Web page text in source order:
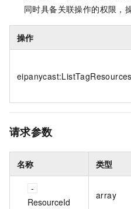
同时具备关联操作的权限，
操作
eipanycast:ListTagResources
请求参数
名称 类型
ResourceId
array